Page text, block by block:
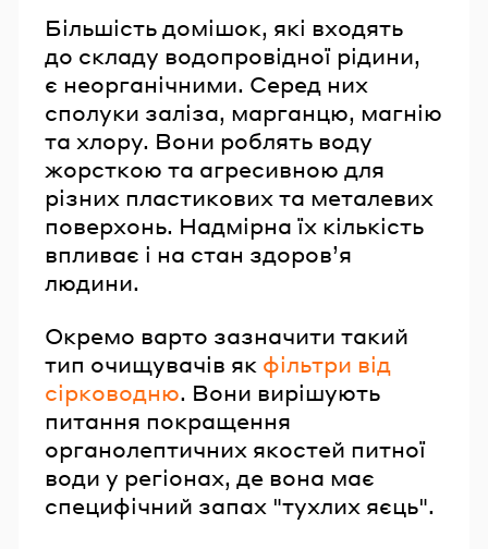
Більшість домішок, які входять
до складу водопровідної рідини,
є неорганічними. Серед них
сполуки заліза, марганцю, магнію
та хлору. Вони роблять воду
жорсткою та агресивною для
різних пластикових та металевих
поверхонь. Надмірна їх кількість
впливає і на стан здоров’я
людини.
Окремо варто зазначити такий
тип очищувачів як фільтри від
сірководню. Вони вирішують
питання покращення
органолептичних якостей питної
води у регіонах, де вона має
специфічний запах "тухлих яєць".